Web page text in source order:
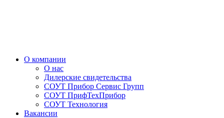
О компании
О нас
Дилерские свидетельства
СОУТ Прибор Сервис Групп
СОУТ ПрифТехПрибор
СОУТ Технология
Вакансии